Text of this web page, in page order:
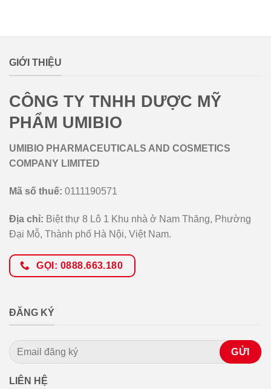
GIỚI THIỆU
CÔNG TY TNHH DƯỢC MỸ
PHẨM UMIBIO
UMIBIO PHARMACEUTICALS AND COSMETICS
COMPANY LIMITED
Mã số thuế: 0111190571
Địa chỉ: Biệt thự 8 Lô 1 Khu nhà ở Nam Thăng, Phường
Đại Mỗ, Thành phố Hà Nội, Việt Nam.
GỌI: 0888.663.180
ĐĂNG KÝ
LIÊN HỆ